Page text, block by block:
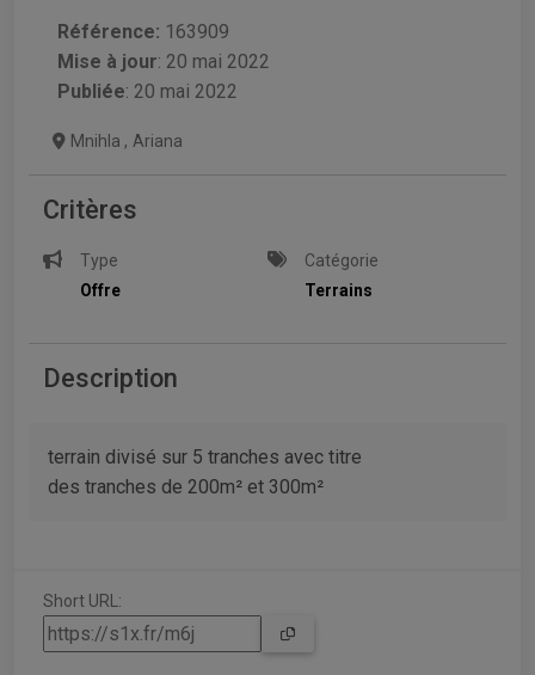
Référence: 163909
Mise à jour: 20 mai 2022
Publiée: 20 mai 2022
Mnihla , Ariana
Critères
Type
Offre
Catégorie
Terrains
Description
terrain divisé sur 5 tranches avec titre
des tranches de 200m² et 300m²
Short URL: